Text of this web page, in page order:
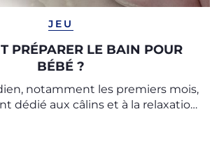
JEU
PRÉPARER LE BAIN POUR
BÉBÉ ?
notamment les premiers mois,
dédié aux câlins et à la relaxation